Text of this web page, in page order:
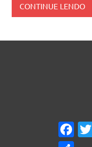
CONTINUE LENDO